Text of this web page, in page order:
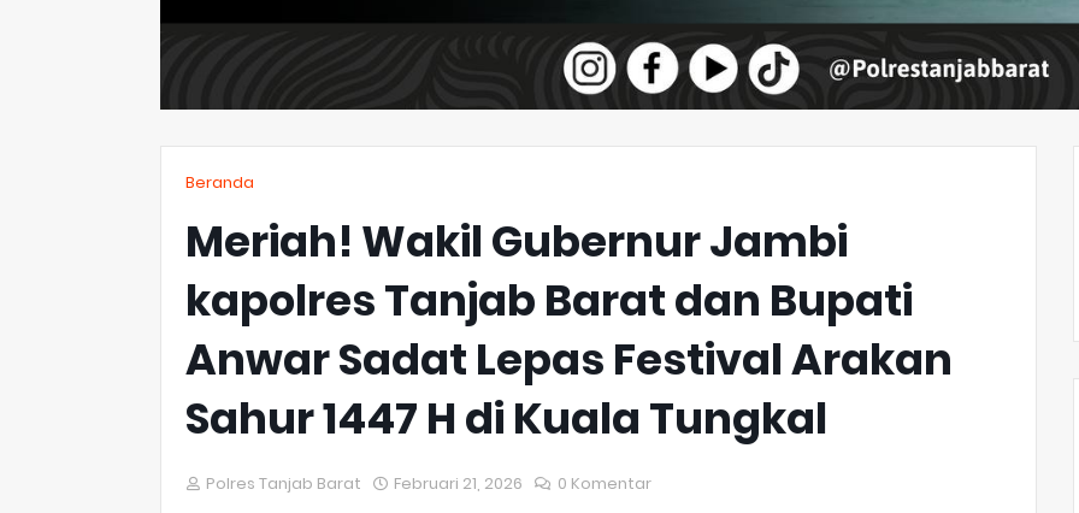
Beranda
Meriah! Wakil Gubernur Jambi
kapolres Tanjab Barat dan Bupati
Anwar Sadat Lepas Festival Arakan
Sahur 1447 H di Kuala Tungkal
Polres Tanjab Barat Februari 21, 2026 0 Komentar